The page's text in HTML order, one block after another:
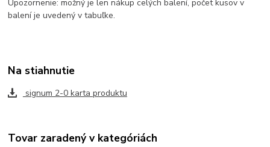
Upozornenie: možný je len nákup celých balení, počet kusov v
balení je uvedený v tabuľke.
Na stiahnutie
signum 2-0 karta produktu
Tovar zaradený v kategóriách